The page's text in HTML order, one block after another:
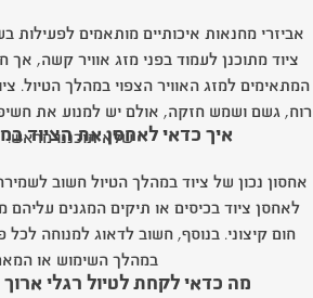
אביזרי מחנאות איכותיים מותאמים
ציוד מתוכנן לעמוד בפני מזג אוויר קשה,
המתאימים למזג האוויר הצפוי במהלך הטיול.
רוח, גשם ושמש חזקה, אולם יש למנוע את
שלא תוכננו מראש.
איך כדאי לאחסן את הציוד
אחסון נכון של ציוד במהלך הטיול חשוב
לאחסן ציוד בכיסים או תיקים המגנים עליהם
חום קיצוני. בנוסף, חשוב לדאוג למנוחה
במהלך השימוש או
מה כדאי לקחת לטיול רגלי